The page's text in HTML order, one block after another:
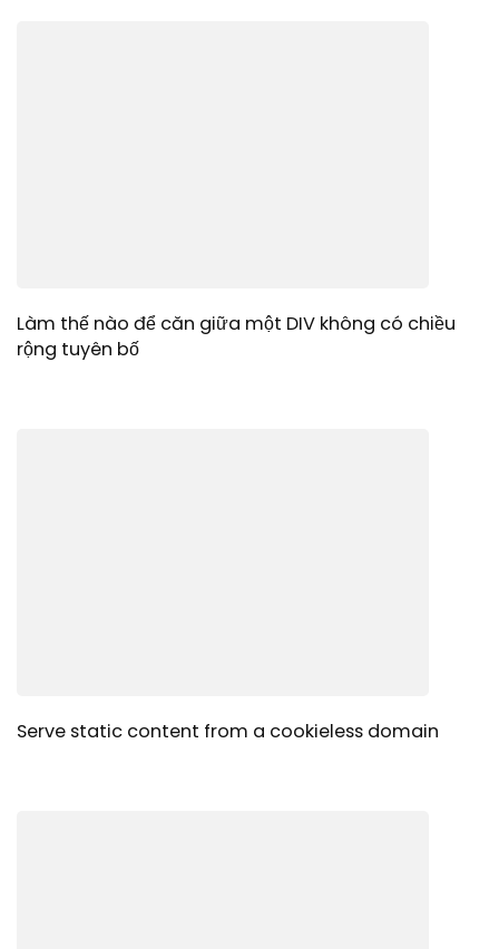
Làm thế nào để căn giữa một DIV không có chiều
rộng tuyên bố
Serve static content from a cookieless domain